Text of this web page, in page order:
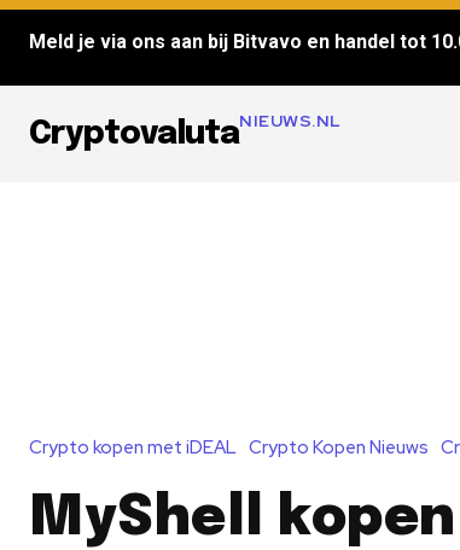
Meld je via ons aan bij Bitvavo en handel tot
CryptovalutaNIEUWS.NL
Crypto kopen met iDEAL Crypto Kopen Nieuws
MyShell kopen